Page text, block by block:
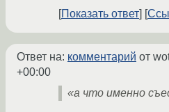
Показать ответ
Ответ на: комментарий от
+00:00
«а что именно